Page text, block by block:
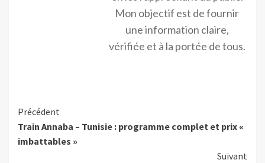
Mon objectif est de fournir
une information claire,
vérifiée et à la portée de tous.
Précédent
Train Annaba – Tunisie : programme complet et prix «
imbattables »
Suivant